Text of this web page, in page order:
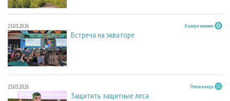
23.03.2026 В центре внимания
Встреча на экваторе
23.03.2026 Регион номера
Защитить защитные леса